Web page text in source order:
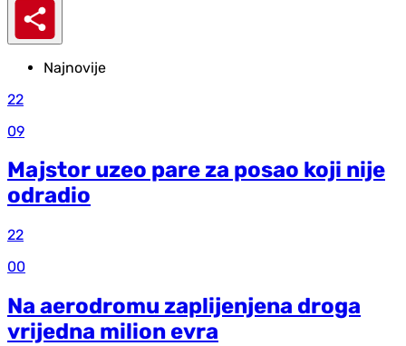
Najnovije
22
09
Majstor uzeo pare za posao koji nije
odradio
22
00
Na aerodromu zaplijenjena droga
vrijedna milion evra